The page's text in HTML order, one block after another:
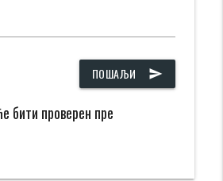
ПОШАЉИ send
бити проверен пре